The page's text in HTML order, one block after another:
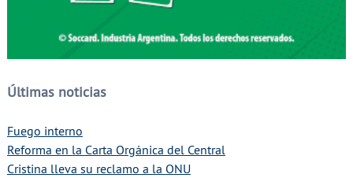
Últimas noticias
Fuego interno
Reforma en la Carta Orgánica del Central
Cristina lleva su reclamo a la ONU